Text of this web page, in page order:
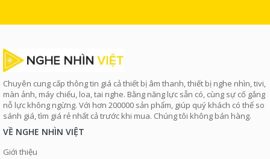
Chuyên cung cấp thông tin giá cả thiết bị âm thanh, thiết bị nghe nhìn, tivi,
màn ảnh, máy chiếu, loa, tai nghe. Bằng năng lực sẵn có, cùng sự cố gắng
nỗ lực không ngừng. Với hơn 200000 sản phẩm, giúp quý khách có thể so
sánh giá, tìm giá rẻ nhất cả trước khi mua. Chúng tôi không bán hàng.
VỀ NGHE NHÌN VIỆT
Giới thiệu